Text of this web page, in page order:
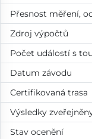
Přesnost měření,
Zdroj výpočtů
Počet událostí s
Datum závodu
Certifikovaná trasa
Výsledky
Stav ocenění